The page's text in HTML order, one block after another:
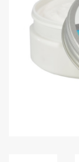
Voor Salons